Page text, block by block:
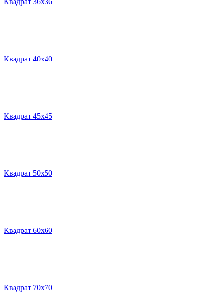
Квадрат 36х36
Квадрат 40х40
Квадрат 45х45
Квадрат 50х50
Квадрат 60х60
Квадрат 70х70